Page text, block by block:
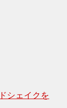
シェイクを